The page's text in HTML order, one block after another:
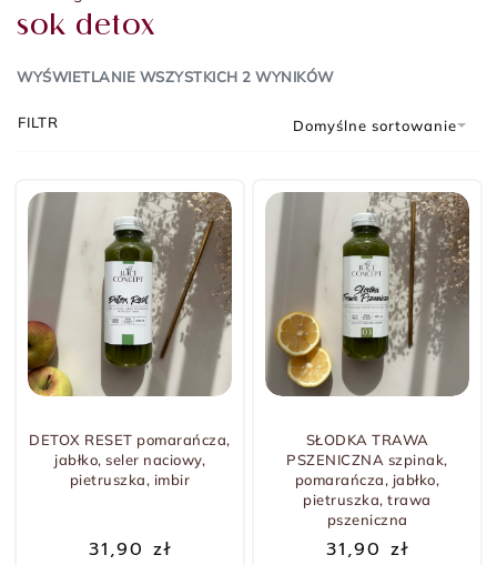
sok detox
WYŚWIETLANIE WSZYSTKICH 2 WYNIKÓW
Domyślne sortowanie
FILTR
DETOX RESET pomarańcza,
jabłko, seler naciowy,
pietruszka, imbir
31,90 zł
SŁODKA TRAWA
PSZENICZNA szpinak,
pomarańcza, jabłko,
pietruszka, trawa
pszeniczna
31,90 zł